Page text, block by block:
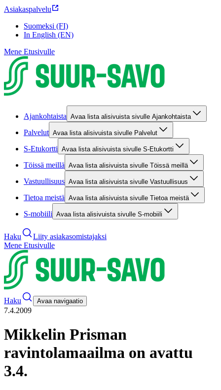
Asiakaspalvelu
Suomeksi (FI)
In English (EN)
Mene Etusivulle
Ajankohtaista Avaa lista alisivuista sivulle Ajankohtaista
Palvelut Avaa lista alisivuista sivulle Palvelut
S-Etukortti Avaa lista alisivuista sivulle S-Etukortti
Töissä meillä Avaa lista alisivuista sivulle Töissä meillä
Vastuullisuus Avaa lista alisivuista sivulle Vastuullisuus
Tietoa meistä Avaa lista alisivuista sivulle Tietoa meistä
S-mobiili Avaa lista alisivuista sivulle S-mobiili
Haku
Liity asiakasomistajaksi
Mene Etusivulle
Haku Avaa navigaatio
7.4.2009
Mikkelin Prisman
ravintolamaailma on avattu
3.4.